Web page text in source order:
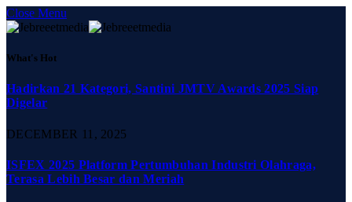
Close Menu
What's Hot
Hadirkan 21 Kategori, Santini JMTV Awards 2025 Siap
Digelar
DECEMBER 11, 2025
ISFEX 2025 Platform Pertumbuhan Industri Olahraga,
Terasa Lebih Besar dan Meriah